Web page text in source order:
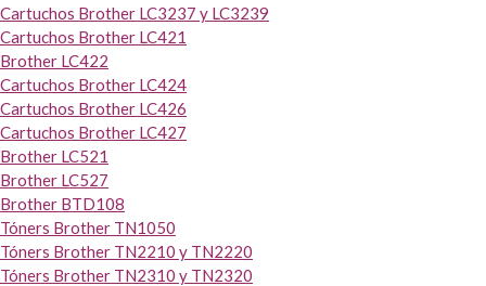
Cartuchos Brother LC3237 y LC3239
Cartuchos Brother LC421
Brother LC422
Cartuchos Brother LC424
Cartuchos Brother LC426
Cartuchos Brother LC427
Brother LC521
Brother LC527
Brother BTD108
Tóners Brother TN1050
Tóners Brother TN2210 y TN2220
Tóners Brother TN2310 y TN2320